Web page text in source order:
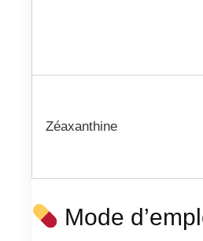
Zéaxanthine
Mode